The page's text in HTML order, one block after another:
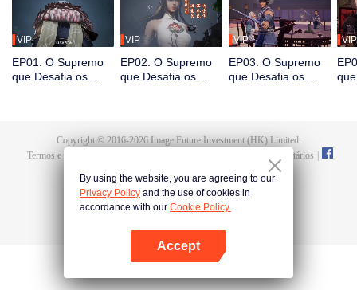
Abra o programa
morte de sua família e unificou todo o continente.
VIP
EP01: O Supremo
que Desafia os
VIP
EP02: O Supremo
que Desafia os
VIP
EP03: O Supremo
que Desafia os
VIP
Copyright © 2016-2026Image Future Investment (HK) Limited.
Termos e Condições
Comentários
By using the website, you are agreeing to our
Privacy Policy and the use of cookies in
accordance with our Cookie Policy.
Accept